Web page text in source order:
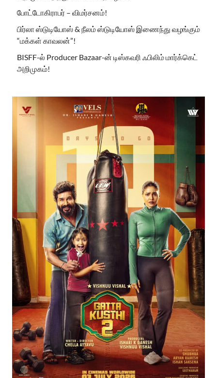
போட்டோகிராபர் – விமர்சனம்!
பிர்லா ஸ்டுடியோஸ் & நீலம் ஸ்டுடியோஸ் இணைந்து வழங்கும்
“மக்கள் காவலன்”!
BISFF-ல் Producer Bazaar-ன் டிஸ்கவரி ஃபிலிம் மார்க்கெட்
அறிமுகம்!